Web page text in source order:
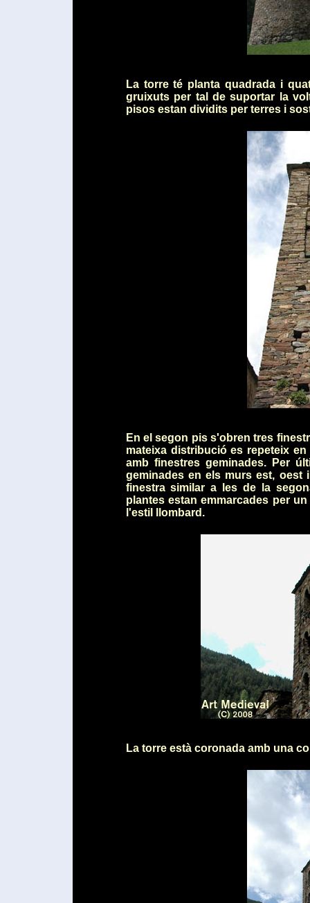
La torre té planta quadrada i
gruixuts per tal de suportar la
pisos estan dividits per terres i
En el segon pis s'obren tres
mateixa distribució es repeteix
amb finestres geminades. Per
geminades en els murs est,
finestra similar a les de la
plantes estan emmarcades per
l'estil llombard.
La torre està coronada amb una